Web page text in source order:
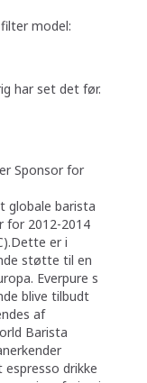
model:
Ultra
har set det før.
Sponsor for
barista
for 2012-2014
er i
støtte til en
Everpure s
blive tilbudt
af
Barista
drikke